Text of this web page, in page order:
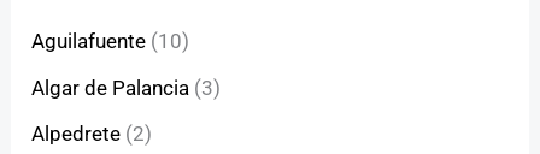
Aguilafuente (10)
Algar de Palancia (3)
Alpedrete (2)